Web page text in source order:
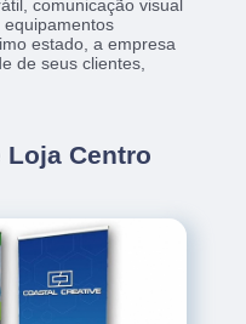
comunicação visual
estado, a empresa
de seus clientes,
Loja Centro